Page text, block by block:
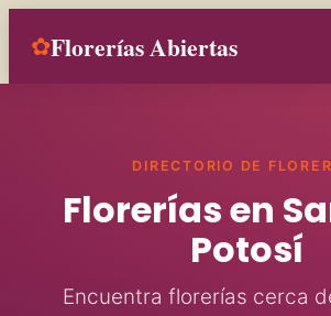
✿Florerías Abiertas
Contacto
DIRECTORIO DE
Florerías en
Potosí
Encuentra florerías cerca